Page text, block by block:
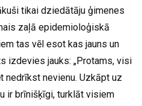
tikai dziedātāju ģimenes
zaļā epidemioloģiskā
tas vēl esot kas jauns un
izdevies jauks: „Protams, visi
nedrīkst nevienu. Uzkāpt uz
ir brīnišķīgi, turklāt visiem